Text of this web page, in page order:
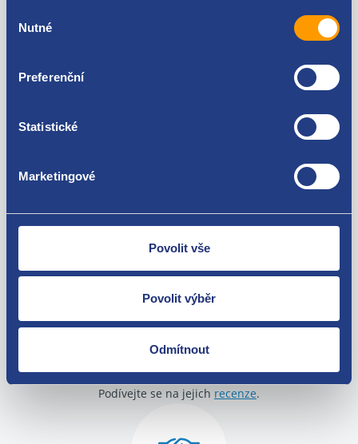
souhlasu
Nutné
Preferenční
Statistické
Marketingové
Povolit vše
Povolit výběr
Odmítnout
zakoupení. Nebo vám pošleme náhradu.
O své zákazníky se staráme
Máme tisíce spokojených zákazníků.
Podívejte se na jejich recenze.